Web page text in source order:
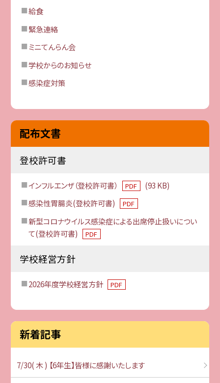
給食
緊急連絡
ミニてんらん会
学校からのお知らせ
感染症対策
配布文書
登校許可書
インフルエンザ（登校許可書） PDF
(93 KB)
感染性胃腸炎(登校許可書)
PDF
新型コロナウイルス感染症による出席停止扱いについ
て(登校許可書)
PDF
学校経営方針
2026年度学校経営方針 PDF
新着記事
7/30( 木 ) 【6年生】皆様に感謝いたします